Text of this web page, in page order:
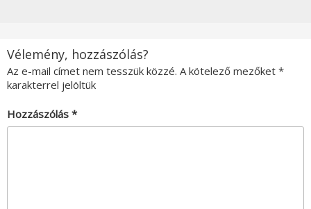
Vélemény, hozzászólás?
Az e-mail címet nem tesszük közzé. A kötelező mezőket *
karakterrel jelöltük
Hozzászólás *